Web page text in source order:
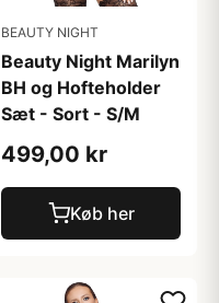
BEAUTY NIGHT
Beauty Night Marilyn
BH og Hofteholder
Sæt - Sort - S/M
499,00 kr
Køb her